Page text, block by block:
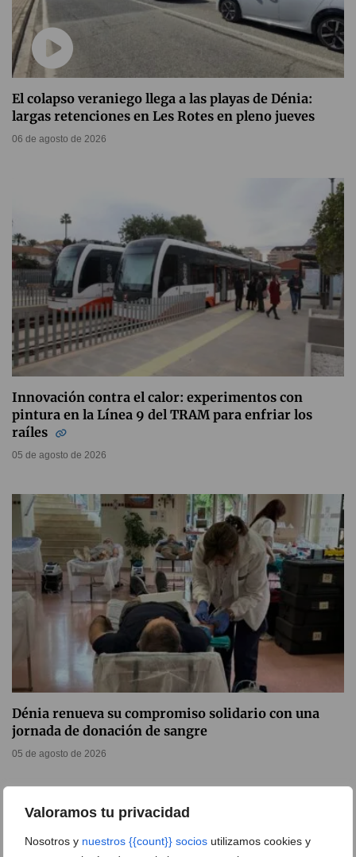
Valoramos tu privacidad
Nosotros y nuestros {{count}} socios utilizamos cookies y
El colapso veraniego llega a las playas de Dénia:
largas retenciones en Les Rotes en pleno jueves
06 de agosto de 2026
Innovación contra el calor: experimentos con
pintura en la Línea 9 del TRAM para enfriar los
raíles
05 de agosto de 2026
Dénia renueva su compromiso solidario con una
jornada de donación de sangre
05 de agosto de 2026